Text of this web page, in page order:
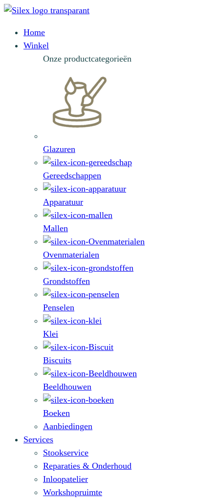
Home
Winkel
Onze productcategorieën
Glazuren
Gereedschappen
Apparatuur
Mallen
Ovenmaterialen
Grondstoffen
Penselen
Klei
Biscuits
Beeldhouwen
Boeken
Aanbiedingen
Services
Stookservice
Reparaties & Onderhoud
Inloopatelier
Workshopruimte